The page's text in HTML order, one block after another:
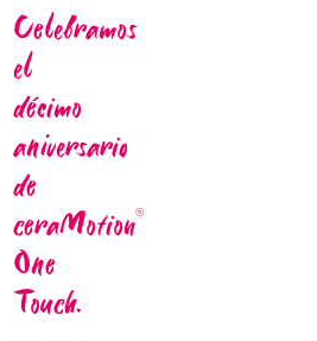
Celebramos
el
décimo
aniversario
de
ceraMotion®
One
Touch.